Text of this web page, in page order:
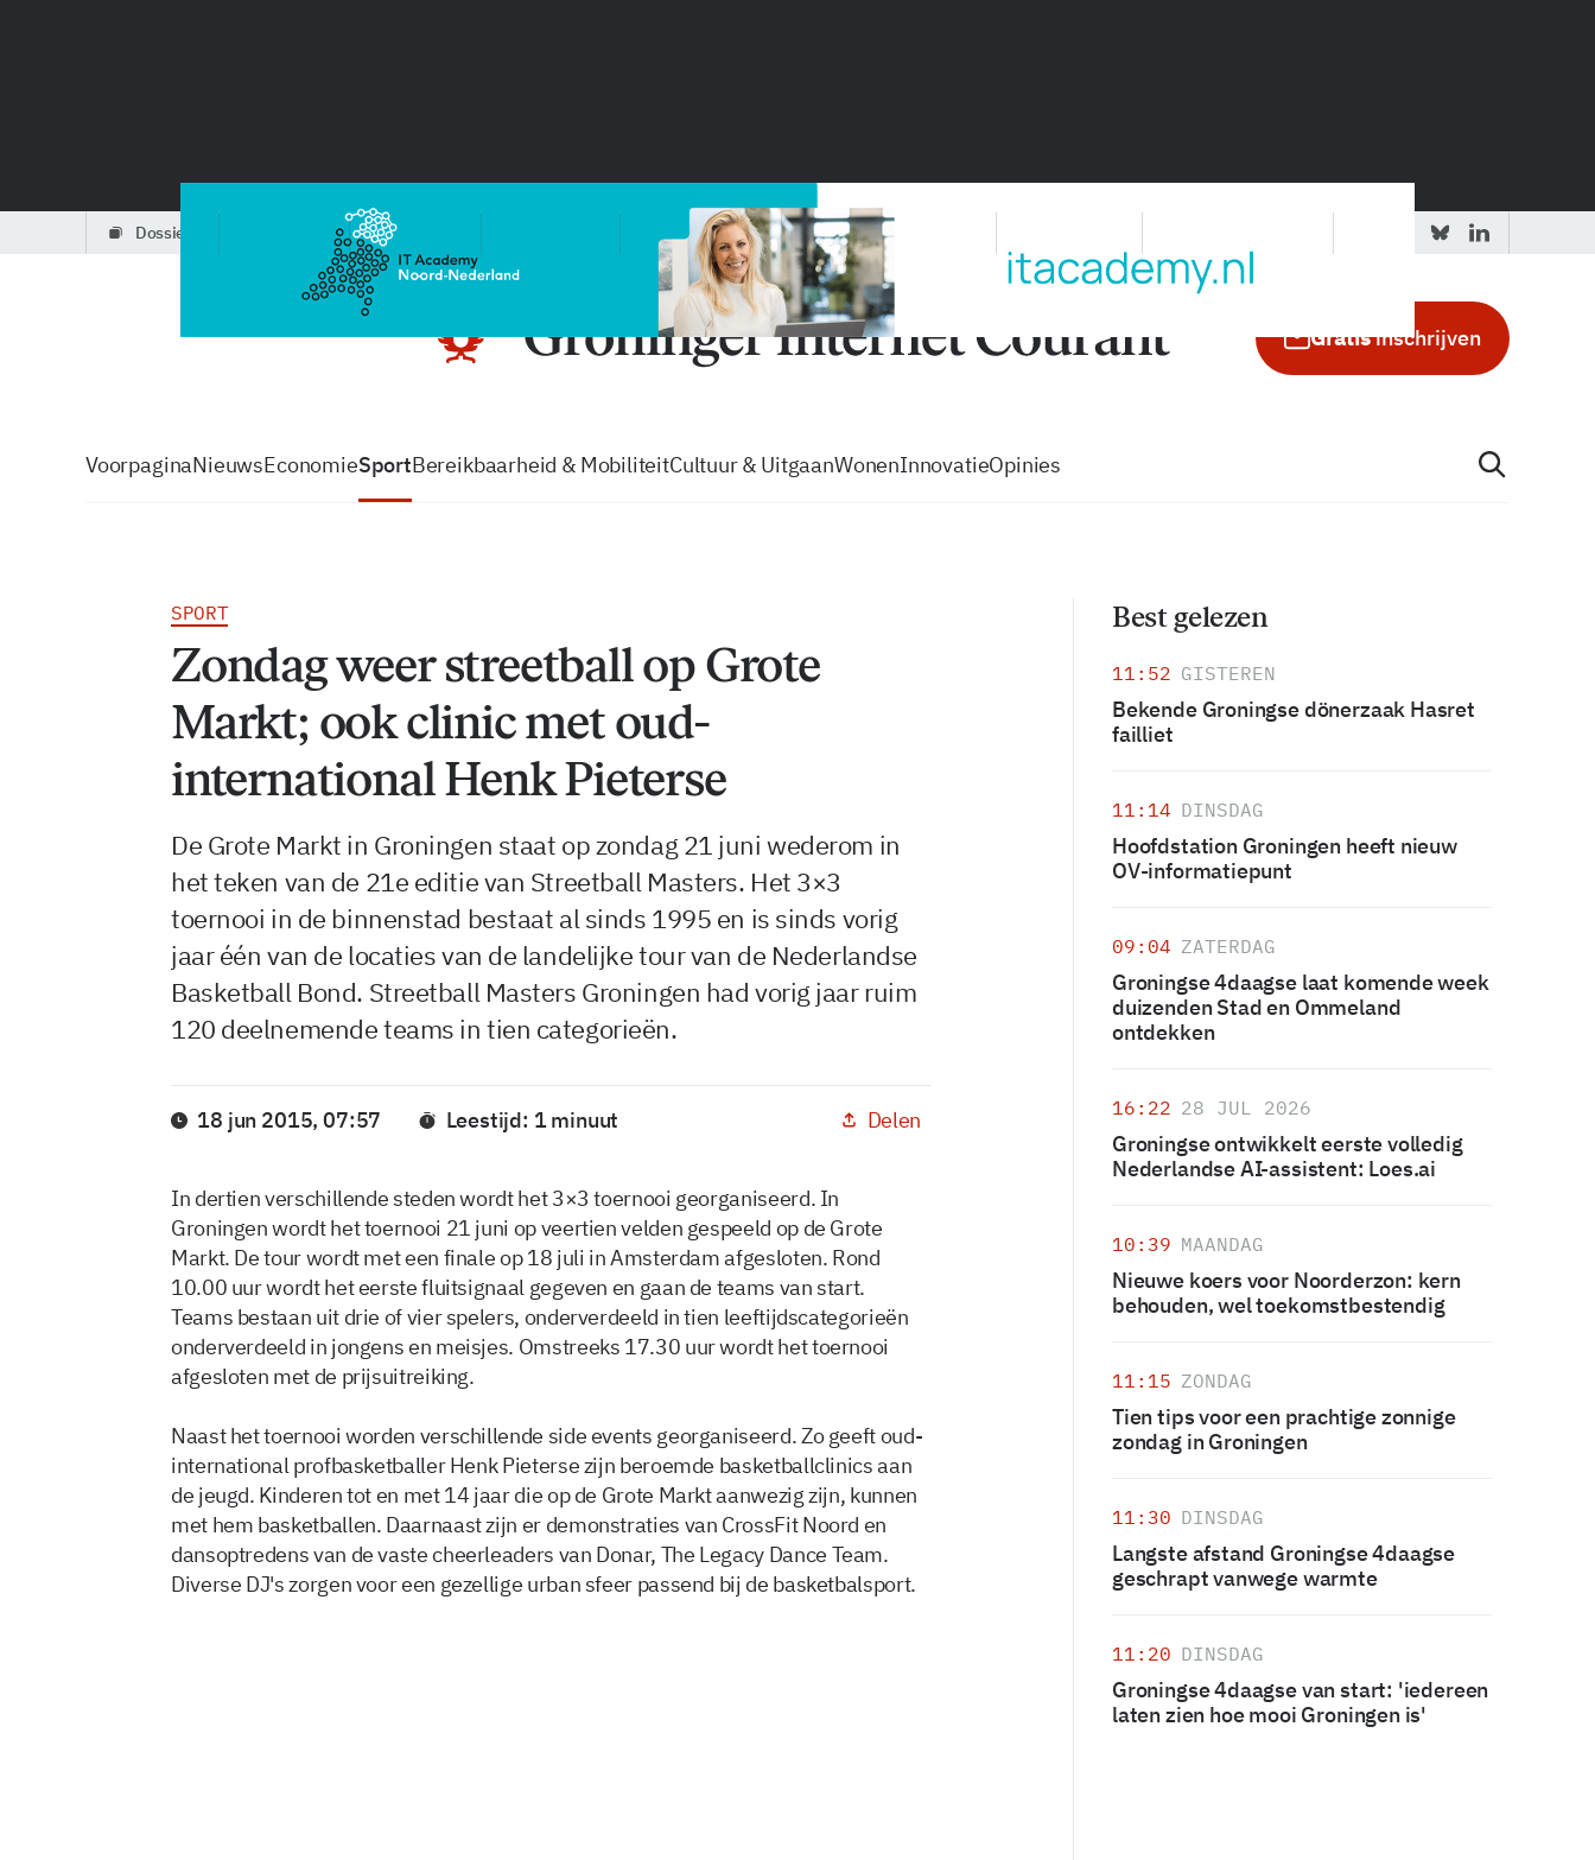
dossiers zo volg je de GIC
Gratisinschrijven
VoorpaginaNieuwsEconomieSportBereikbaarheid & MobiliteitCultuur & UitgaanWonenInnovatieOpinies
SPORT
Zondag weer streetball op Grote
Markt; ook clinic met oud-
international Henk Pieterse
De Grote Markt in Groningen staat op zondag 21 juni wederom in
het teken van de 21e editie van Streetball Masters. Het 3×3
toernooi in de binnenstad bestaat al sinds 1995 en is sinds vorig
jaar één van de locaties van de landelijke tour van de Nederlandse
Basketball Bond. Streetball Masters Groningen had vorig jaar ruim
120 deelnemende teams in tien categorieën.
18 jun 2015, 07:57 Leestijd: 1 minuut Delen
In dertien verschillende steden wordt het 3×3 toernooi georganiseerd. In
Groningen wordt het toernooi 21 juni op veertien velden gespeeld op de Grote
Markt. De tour wordt met een finale op 18 juli in Amsterdam afgesloten. Rond
10.00 uur wordt het eerste fluitsignaal gegeven en gaan de teams van start.
Teams bestaan uit drie of vier spelers, onderverdeeld in tien leeftijdscategorieën
onderverdeeld in jongens en meisjes. Omstreeks 17.30 uur wordt het toernooi
afgesloten met de prijsuitreiking.
Naast het toernooi worden verschillende side events georganiseerd. Zo geeft oud-
international profbasketballer Henk Pieterse zijn beroemde basketballclinics aan
de jeugd. Kinderen tot en met 14 jaar die op de Grote Markt aanwezig zijn, kunnen
met hem basketballen. Daarnaast zijn er demonstraties van CrossFit Noord en
dansoptredens van de vaste cheerleaders van Donar, The Legacy Dance Team.
Diverse DJ's zorgen voor een gezellige urban sfeer passend bij de basketbalsport.
Best gelezen
11:52 GISTEREN
Bekende Groningse dönerzaak Hasret
failliet
11:14 DINSDAG
Hoofdstation Groningen heeft nieuw
OV-informatiepunt
09:04 ZATERDAG
Groningse 4daagse laat komende week
duizenden Stad en Ommeland
ontdekken
16:22 28 JUL 2026
Groningse ontwikkelt eerste volledig
Nederlandse AI-assistent: Loes.ai
10:39 MAANDAG
Nieuwe koers voor Noorderzon: kern
behouden, wel toekomstbestendig
11:15 ZONDAG
Tien tips voor een prachtige zonnige
zondag in Groningen
11:30 DINSDAG
Langste afstand Groningse 4daagse
geschrapt vanwege warmte
11:20 DINSDAG
Groningse 4daagse van start: 'iedereen
laten zien hoe mooi Groningen is'